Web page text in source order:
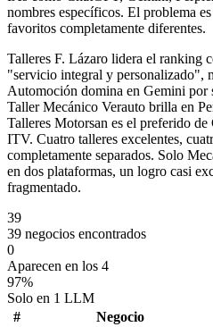
nombres específicos. El problema
favoritos completamente diferentes.
Talleres F. Lázaro lidera el ranking
"servicio integral y personalizado",
Automoción domina en Gemini
Taller Mecánico Verauto brilla en
Talleres Motorsan es el preferido
ITV. Cuatro talleres excelentes,
completamente separados. Solo
en dos plataformas, un logro casi
fragmentado.
39
39 negocios encontrados
0
Aparecen en los 4
97%
Solo en 1 LLM
#
Negocio